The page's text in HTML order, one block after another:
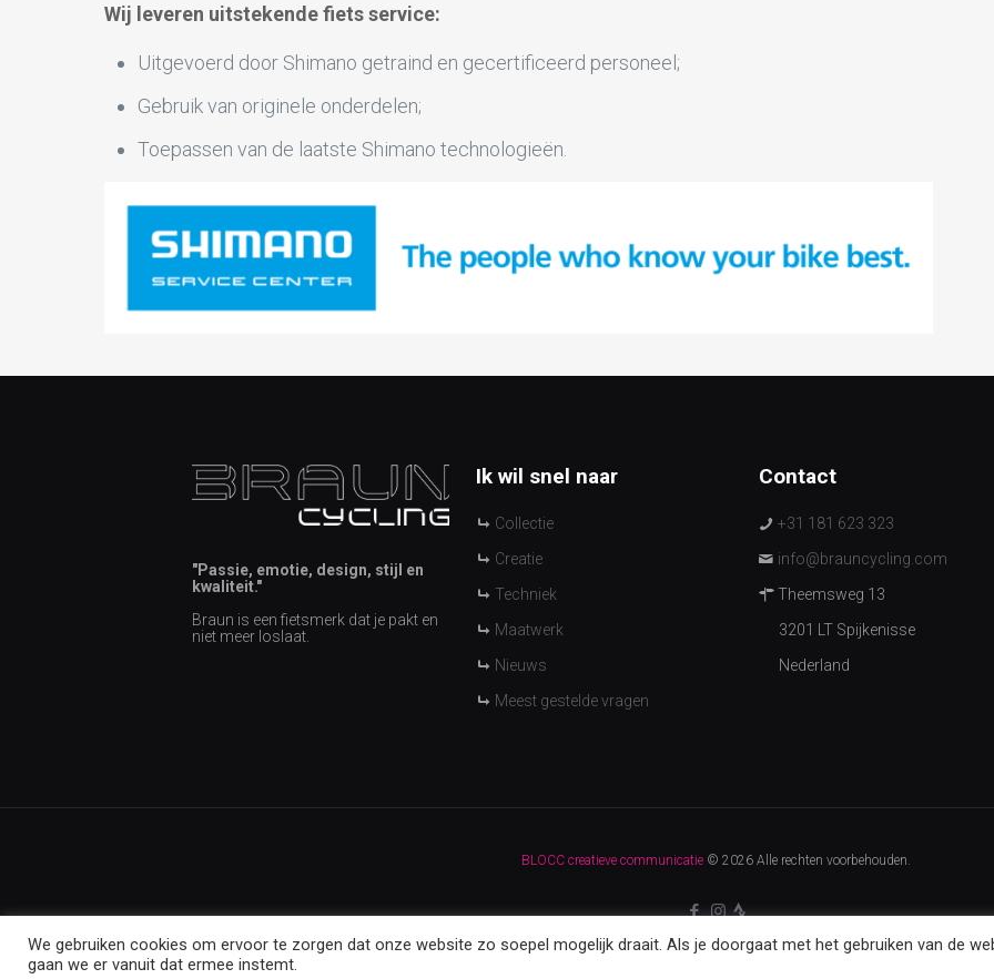
Wij leveren uitstekende fiets service:
Uitgevoerd door Shimano getraind en gecertificeerd personeel;
Gebruik van originele onderdelen;
Toepassen van de laatste Shimano technologieën.
"Passie, emotie, design, stijl en
kwaliteit."
Braun is een fietsmerk dat je pakt en
niet meer loslaat.
Ik wil snel naar
Collectie
Creatie
Techniek
Maatwerk
Nieuws
Meest gestelde vragen
Contact
+31 181 623 323
info@brauncycling.com
Theemsweg 13
3201 LT Spijkenisse
Nederland
BLOCC creatieve communicatie© 2026 Alle rechten voorbehouden.
We gebruiken cookies om ervoor te zorgen dat onze website zo soepel mogelijk draait. Als je doorgaat met het gebruiken van de
gaan we er vanuit dat ermee instemt.